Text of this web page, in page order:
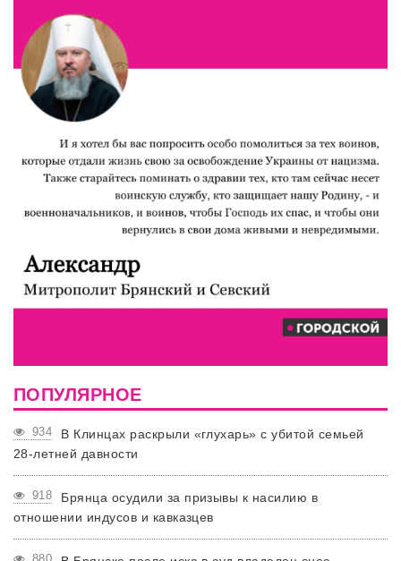
ПОПУЛЯРНОЕ
934
В Клинцах раскрыли «глухарь» с убитой семьей
28-летней давности
918
Брянца осудили за призывы к насилию в
отношении индусов и кавказцев